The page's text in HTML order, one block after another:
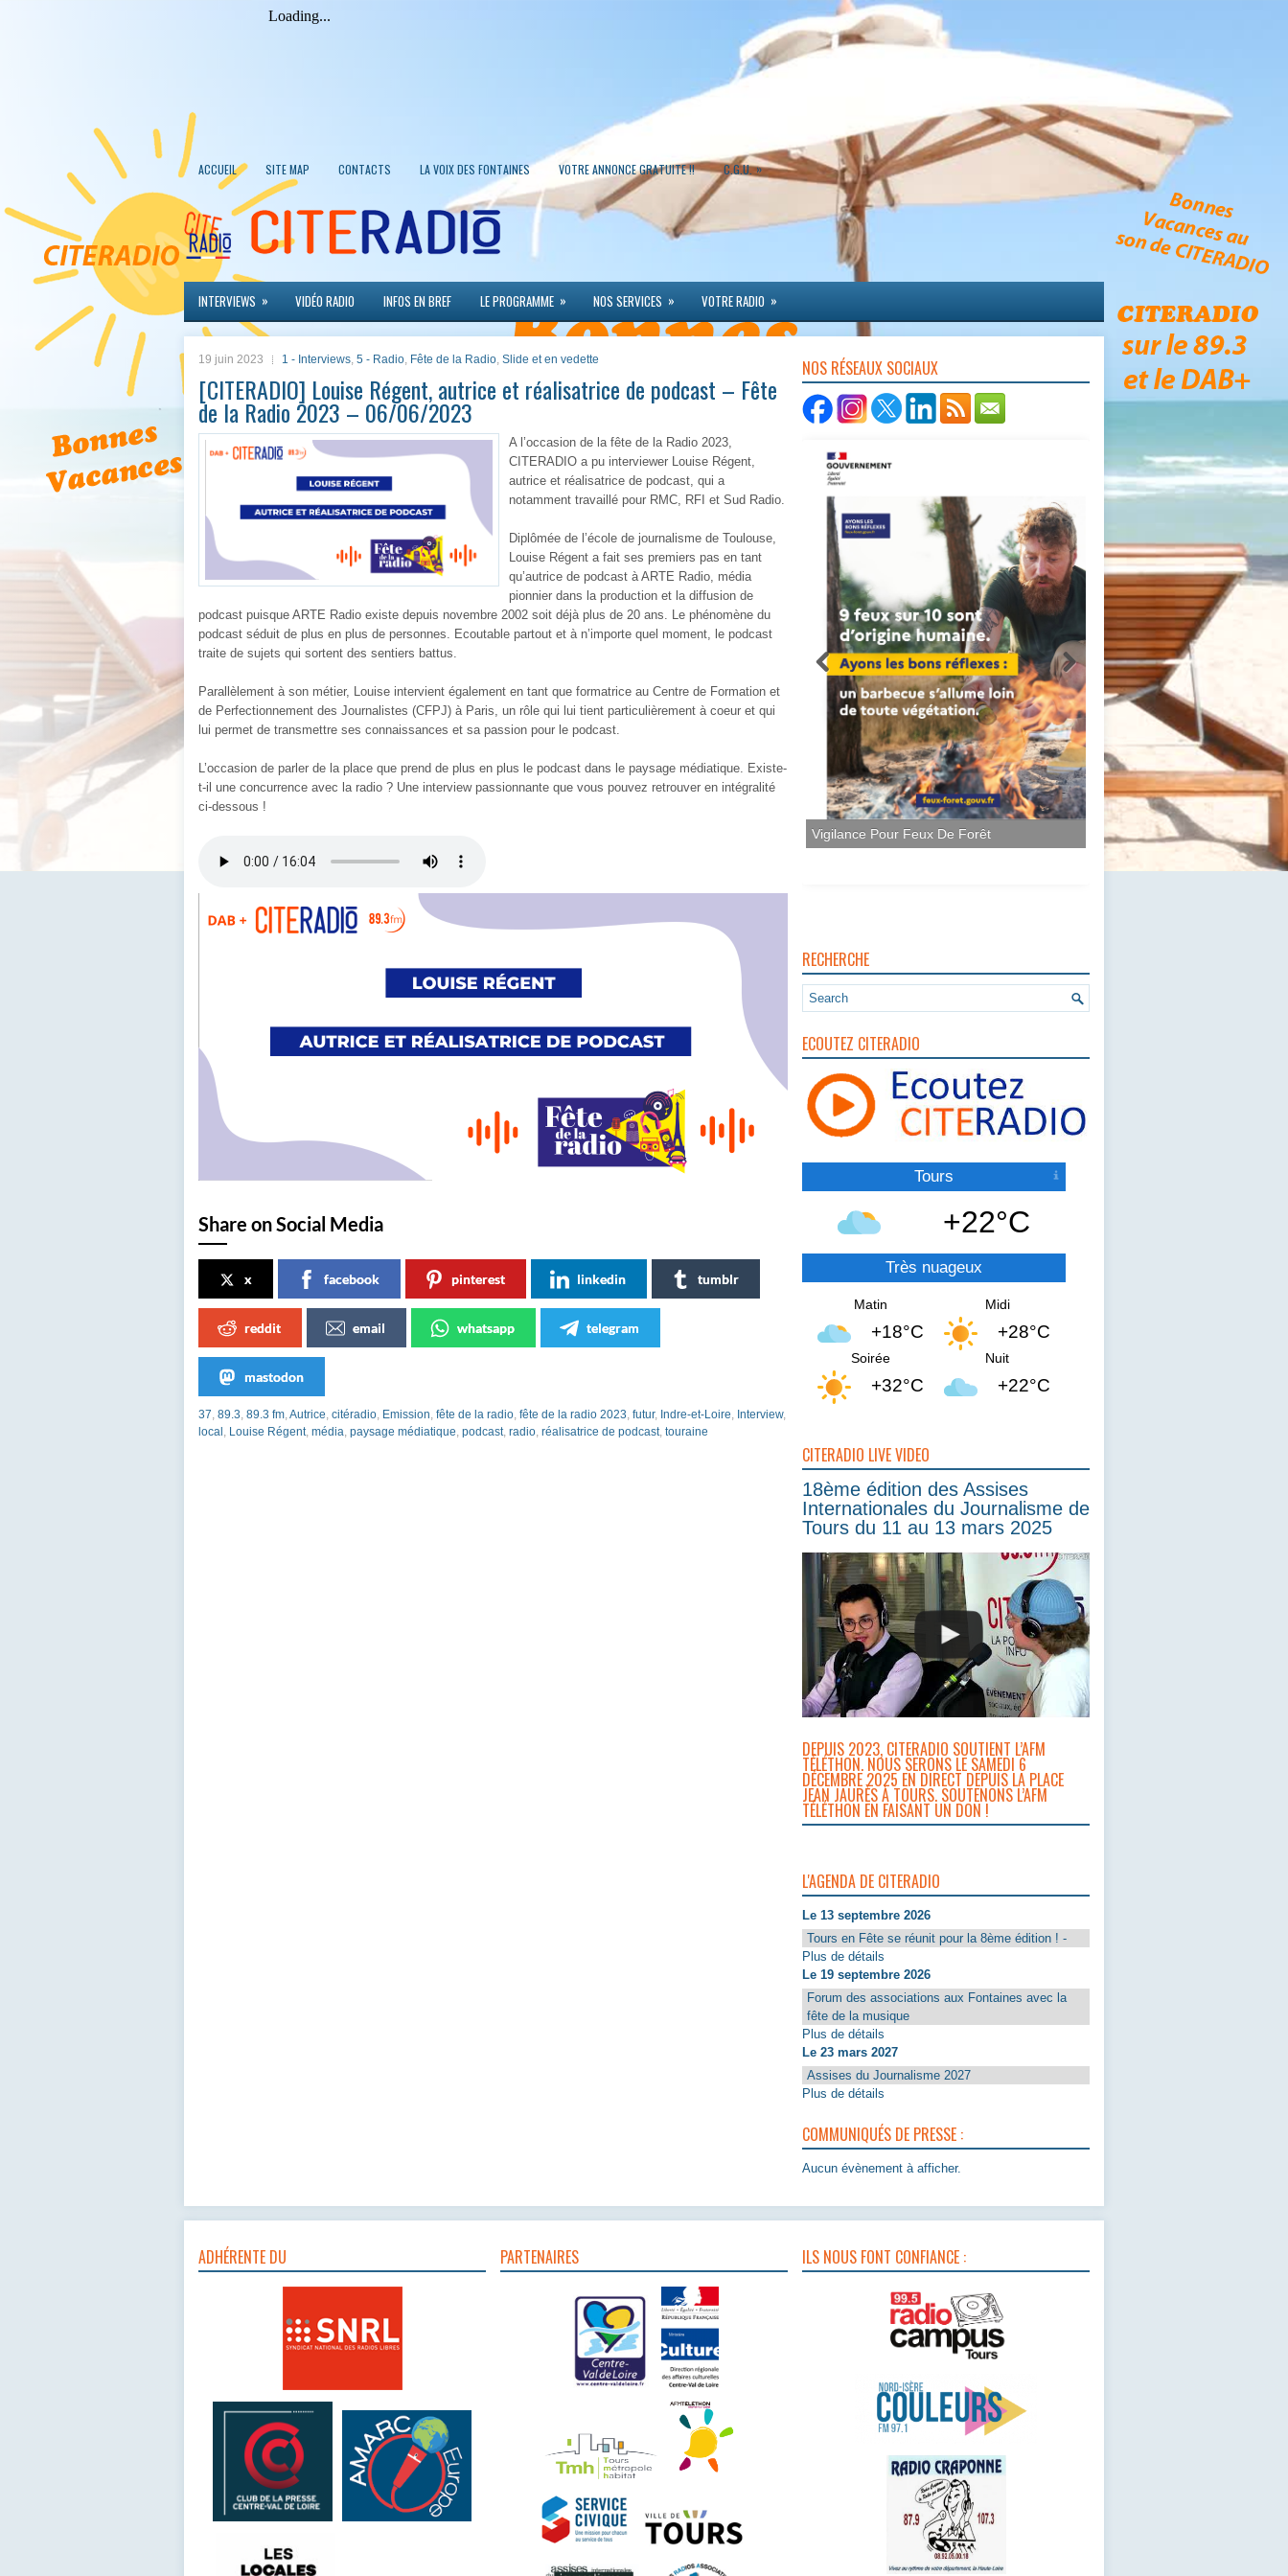
ACCUEIL SITE MAP CONTACTS LA VOIX DES FONTAINES VOTRE ANNONCE GRATUITE !! C.G.U. »
INTERVIEWS » VIDÉO RADIO INFOS EN BREF LE PROGRAMME » NOS SERVICES » VOTRE RADIO »
19 juin 2023 1 - Interviews, 5 - Radio, Fête de la Radio, Slide et en vedette
[CITERADIO] Louise Régent, autrice et réalisatrice de podcast – Fête
de la Radio 2023 – 06/06/2023
A l’occasion de la fête de la Radio 2023,
CITERADIO a pu interviewer Louise Régent,
autrice et réalisatrice de podcast, qui a
notamment travaillé pour RMC, RFI et Sud Radio.
Diplômée de l’école de journalisme de Toulouse,
Louise Régent a fait ses premiers pas en tant
qu’autrice de podcast à ARTE Radio, média
pionnier dans la production et la diffusion de
podcast puisque ARTE Radio existe depuis novembre 2002 soit déjà plus de 20 ans. Le phénomène du
podcast séduit de plus en plus de personnes. Ecoutable partout et à n’importe quel moment, le podcast
traite de sujets qui sortent des sentiers battus.
Parallèlement à son métier, Louise intervient également en tant que formatrice au Centre de Formation et
de Perfectionnement des Journalistes (CFPJ) à Paris, un rôle qui lui tient particulièrement à coeur et qui
lui permet de transmettre ses connaissances et sa passion pour le podcast.
L’occasion de parler de la place que prend de plus en plus le podcast dans le paysage médiatique. Existe-
t-il une concurrence avec la radio ? Une interview passionnante que vous pouvez retrouver en intégralité
ci-dessous !
Share on Social Media
x facebook pinterest linkedin tumblr
reddit email whatsapp telegram
mastodon
37, 89.3, 89.3 fm,Autrice, citéradio, Emission, fête de la radio, fête de la radio 2023, futur, Indre-et-Loire, Interview,
local , Louise Régent, média, paysage médiatique, podcast, radio, réalisatrice de podcast, touraine
NOS RÉSEAUX SOCIAUX
RECHERCHE
ECOUTEZ CITERADIO
Tours
+22°C
Très nuageux
Matin
+18°C
Midi
+28°C
Soirée
+32°C
Nuit
+22°C
CITERADIO LIVE VIDEO
18ème édition des Assises
Internationales du Journalisme de
Tours du 11 au 13 mars 2025
DEPUIS 2023, CITERADIO SOUTIENT L’AFM
TÉLÉTHON. NOUS SERONS LE SAMEDI 6
DÉCEMBRE 2025 EN DIRECT DEPUIS LA PLACE
JEAN JAURÈS À TOURS. SOUTENONS L’AFM
TÉLÉTHON EN FAISANT UN DON !
L'AGENDA DE CITERADIO
Le 13 septembre 2026
Tours en Fête se réunit pour la 8ème édition ! -
Plus de détails
Le 19 septembre 2026
Forum des associations aux Fontaines avec la
fête de la musique
Plus de détails
Le 23 mars 2027
Assises du Journalisme 2027
Plus de détails
COMMUNIQUÉS DE PRESSE :
Aucun évènement à afficher.
ADHÉRENTE DU PARTENAIRES ILS NOUS FONT CONFIANCE :